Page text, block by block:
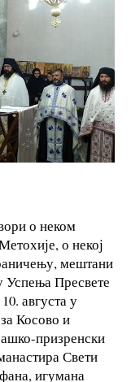
о неком
о некој
мештани
Успења Пресвете
августа у
Косово и
призренски
Свети
игумана